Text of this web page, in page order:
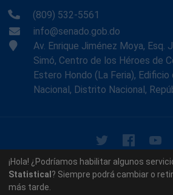
(809) 532-5561
info@senado.gob.do
Av. Enrique Jiménez Moya, Esq.
Simó, Centro de los Héroes de
Estero Hondo (La Feria), Edificio
Nacional, Distrito Nacional,
© 2026 - Memoria Histórica del
Dominicana. Todos los
¡Hola! ¿Podríamos habilitar algunos
Statistical ? Siempre podrá cambiar o
más tarde.